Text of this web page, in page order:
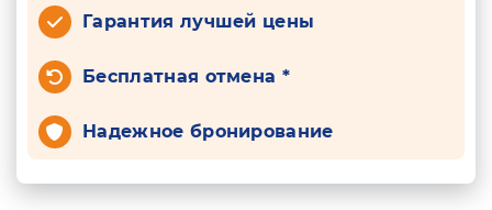
Гарантия лучшей цены
Бесплатная отмена *
Надежное бронирование